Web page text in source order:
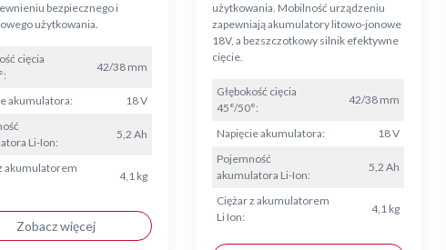
bezpiecznego i
użytkowania.
cięcia
42/38 mm
akumulatora:
18 V
Li-Ion:
5,2 Ah
akumulatorem
4,1 kg
Zobacz więcej
użytkowania. Mobilność urządzeniu
zapewniają akumulatory litowo-jonowe
18V, a bezszczotkowy silnik efektywne
cięcie.
Głębokość cięcia
45°/50°:
42/38 mm
Napięcie akumulatora:
18 V
Pojemność
akumulatora Li-Ion:
5,2 Ah
Ciężar z akumulatorem
Li Ion:
4,1 kg